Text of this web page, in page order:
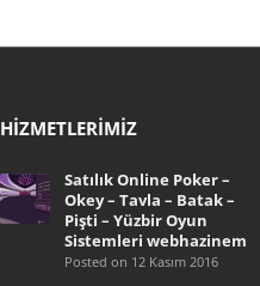
HIZMETLERIMIZ
Satılık Online Poker –
Okey – Tavla – Batak –
Pişti – Yüzbir Oyun
Sistemleri webhazinem
Posted on 12 Kasım 2016